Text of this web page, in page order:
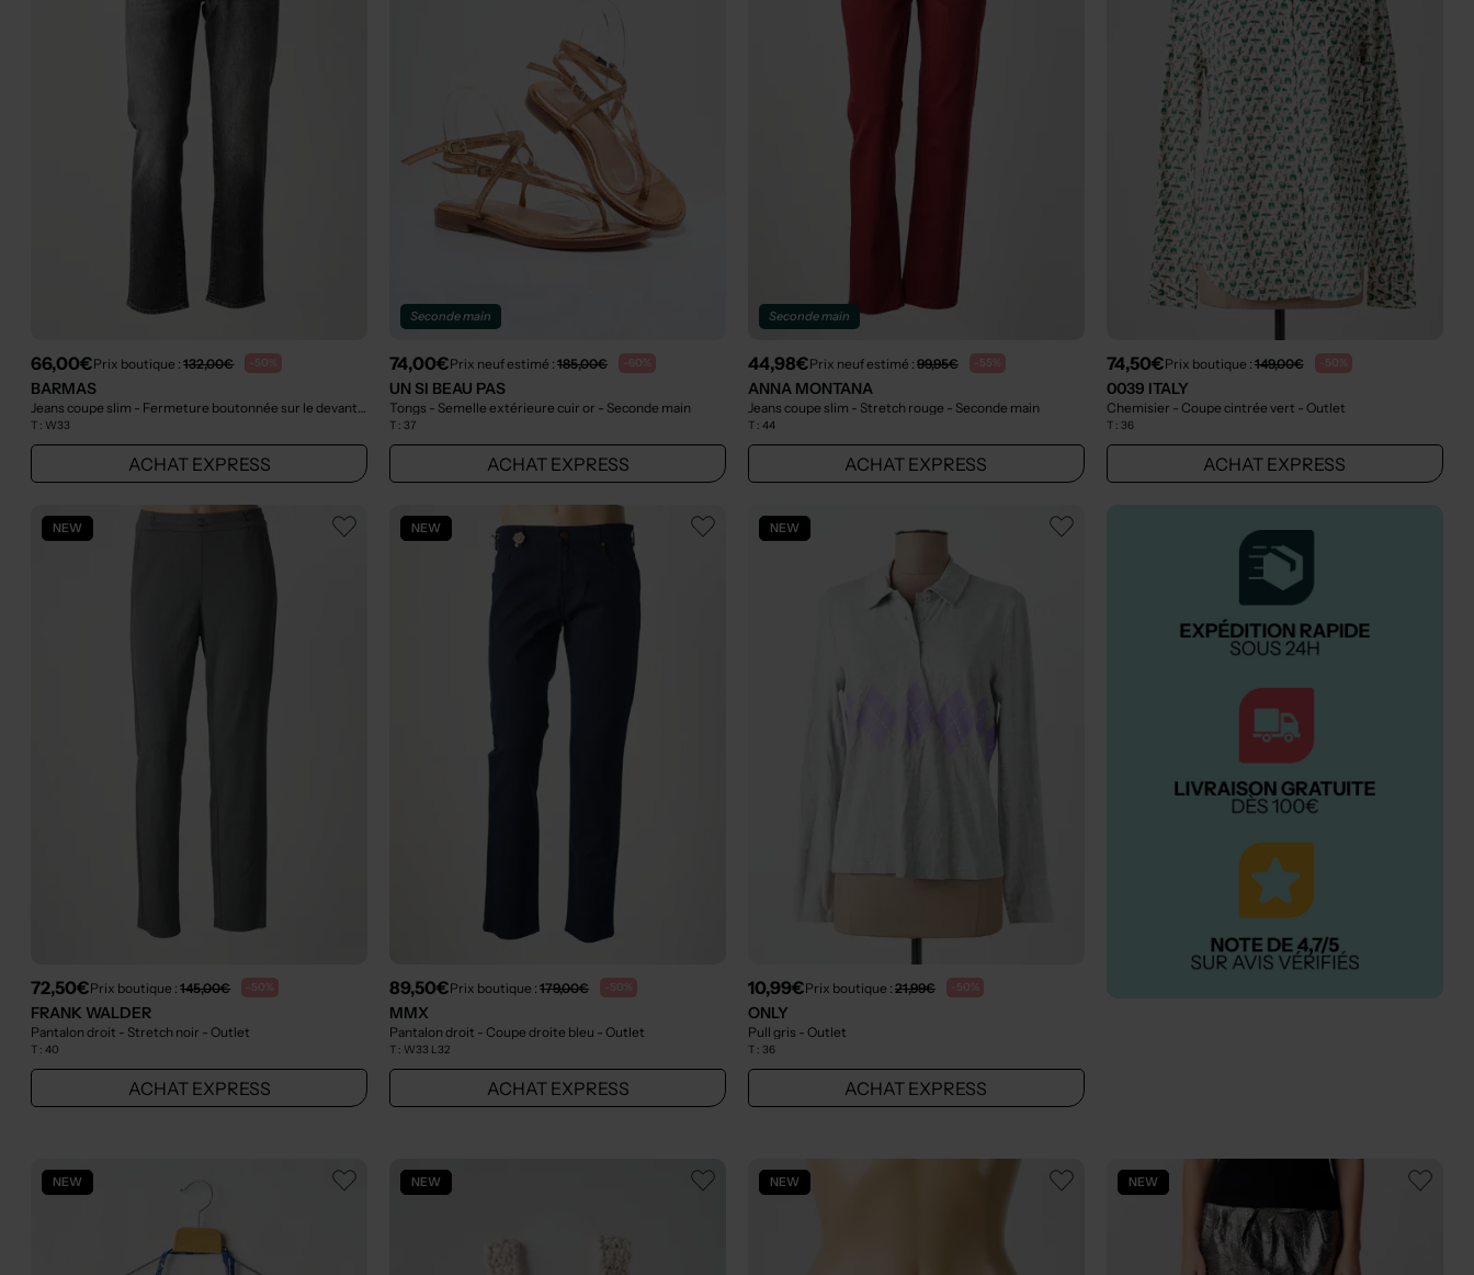
66,00€Prix boutique :132,00€ -50%
BARMAS
Jeans coupe slim - Fermeture boutonnée sur le devant gris - Outlet
T : W33
ACHAT EXPRESS
Seconde main
74,00€Prix neuf estimé :185,00€ -60%
UN SI BEAU PAS
Tongs - Semelle extérieure cuir or - Seconde main
T :37
ACHAT EXPRESS
Seconde main
44,98€Prix neuf estimé : 99,95€ -55%
ANNA MONTANA
Jeans coupe slim - Stretch rouge - Seconde main
T : 44
ACHAT EXPRESS
74,50€Prix boutique : 149,00€ -50%
0039 ITALY
Chemisier - Coupe cintrée vert - Outlet
T : 36
ACHAT EXPRESS
NEW
72,50€Prix boutique :145,00€ -50%
FRANK WALDER
Pantalon droit - Stretch noir - Outlet
T :40
ACHAT EXPRESS
NEW
89,50€Prix boutique :179,00€ -50%
MMX
Pantalon droit - Coupe droite bleu - Outlet
T : W33 L32
ACHAT EXPRESS
NEW
10,99€Prix boutique : 21,99€ -50%
ONLY
Pull gris - Outlet
T : 36
ACHAT EXPRESS
NEW NEW NEW NEW